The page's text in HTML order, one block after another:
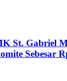
St. Gabriel
Sebesar